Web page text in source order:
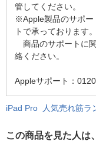
管してください。
※Apple製品のサポー
トで承っております。
商品のサポートに
絡ください。
Appleサポート：
iPad Pro 人気売れ筋ラ
この商品を見た人は